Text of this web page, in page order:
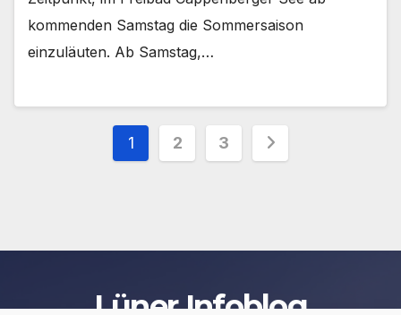
kommenden Samstag die Sommersaison
einzuläuten. Ab Samstag,…
Seitennummerierung
1 2 3
Lüner Infoblog